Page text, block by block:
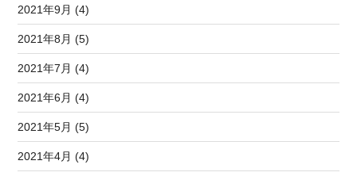
2021年9月 (4)
2021年8月 (5)
2021年7月 (4)
2021年6月 (4)
2021年5月 (5)
2021年4月 (4)